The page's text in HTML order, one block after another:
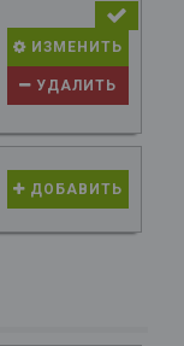
ИЗМЕНИТЬ
УДАЛИТЬ
ДОБАВИТЬ